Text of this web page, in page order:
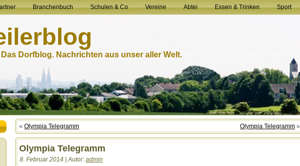
Branchenbuch Schulen & Co Vereine Abtei Essen & Trinken Sport
Dorfblog. Nachrichten aus unser aller Welt.
« Olympia Telegramm Olympia Telegramm »
Olympia Telegramm
8. Februar 2014 | Autor: admin